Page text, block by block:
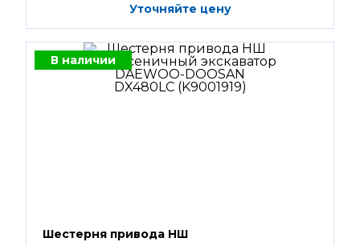
Уточняйте цену
В наличии
Шестерня привода НШ